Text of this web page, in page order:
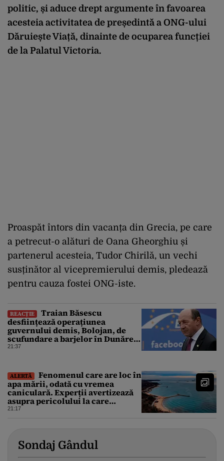
politic, și aduce drept argumente în favoarea
acesteia activitatea de președintă a ONG-ului
Dăruiește Viață, dinainte de ocuparea funcției
de la Palatul Victoria.
Proaspăt întors din vacanța din Grecia, pe care
a petrecut-o alături de Oana Gheorghiu și
partenerul acesteia, Tudor Chirilă, un vechi
susținător al vicepremierului demis, pledează
pentru cauza fostei ONG-iste.
REACȚIE
Traian Băsescu
desființează operațiunea
guvernului demis, Bolojan, de
scufundare a barjelor în Dunăre:
„Este o improvizație”
21:37
ALERTĂ
Fenomenul care are loc în
apa mării, odată cu vremea
caniculară. Experții avertizează
asupra pericolului la care
oamenii pot fi expuși
21:17
Sondaj Gândul